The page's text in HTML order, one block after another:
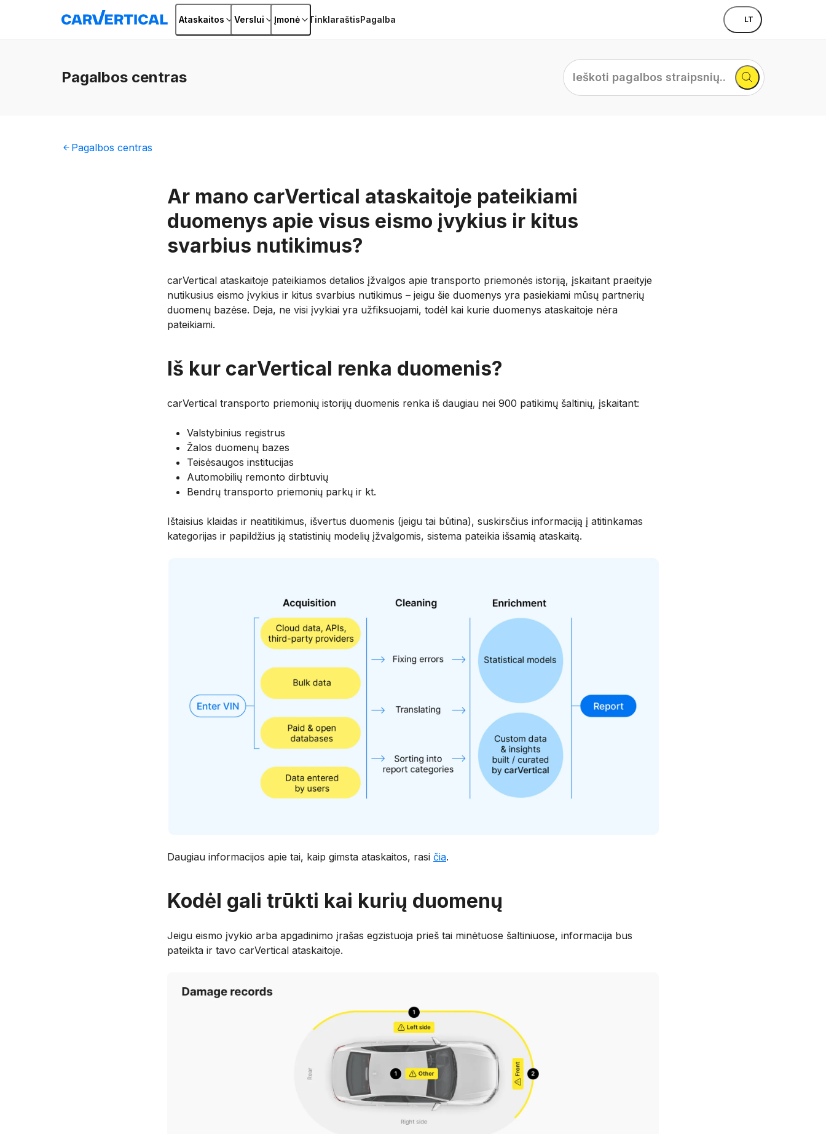
Ataskaitos Verslui Įmonė TinklaraštisPagalba LT
Pagalbos centras
Ieškoti
pagalbos
straipsnių...
Pagalbos centras
Ar mano carVertical ataskaitoje pateikiami
duomenys apie visus eismo įvykius ir kitus
svarbius nutikimus?
carVertical ataskaitoje pateikiamos detalios įžvalgos apie transporto priemonės istoriją, įskaitant praeityje
nutikusius eismo įvykius ir kitus svarbius nutikimus – jeigu šie duomenys yra pasiekiami mūsų partnerių
duomenų bazėse. Deja, ne visi įvykiai yra užfiksuojami, todėl kai kurie duomenys ataskaitoje nėra
pateikiami.
Iš kur carVertical renka duomenis?
carVertical transporto priemonių istorijų duomenis renka iš daugiau nei 900 patikimų šaltinių, įskaitant:
Valstybinius registrus
Žalos duomenų bazes
Teisėsaugos institucijas
Automobilių remonto dirbtuvių
Bendrų transporto priemonių parkų ir kt.
Ištaisius klaidas ir neatitikimus, išvertus duomenis (jeigu tai būtina), suskirsčius informaciją į atitinkamas
kategorijas ir papildžius ją statistinių modelių įžvalgomis, sistema pateikia išsamią ataskaitą.
Daugiau informacijos apie tai, kaip gimsta ataskaitos, rasi čia.
Kodėl gali trūkti kai kurių duomenų
Jeigu eismo įvykio arba apgadinimo įrašas egzistuoja prieš tai minėtuose šaltiniuose, informacija bus
pateikta ir tavo carVertical ataskaitoje.